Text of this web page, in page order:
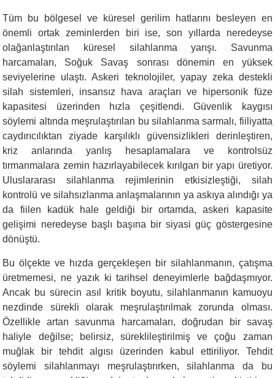
Tüm bu bölgesel ve küresel gerilim hatlarını besleyen en
önemli ortak zeminlerden biri ise, son yıllarda neredeyse
olağanlaştırılan küresel silahlanma yarışı. Savunma
harcamaları, Soğuk Savaş sonrası dönemin en yüksek
seviyelerine ulaştı. Askeri teknolojiler, yapay zeka destekli
silah sistemleri, insansız hava araçları ve hipersonik füze
kapasitesi üzerinden hızla çeşitlendi. Güvenlik kaygısı
söylemi altında meşrulaştırılan bu silahlanma sarmalı, fiiliyatta
caydırıcılıktan ziyade karşılıklı güvensizlikleri derinleştiren,
kriz anlarında yanlış hesaplamalara ve kontrolsüz
tırmanmalara zemin hazırlayabilecek kırılgan bir yapı üretiyor.
Uluslararası silahlanma rejimlerinin etkisizleştiği, silah
kontrolü ve silahsızlanma anlaşmalarının ya askıya alındığı ya
da fiilen kadük hale geldiği bir ortamda, askeri kapasite
gelişimi neredeyse başlı başına bir siyasi güç göstergesine
dönüştü.
Bu ölçekte ve hızda gerçekleşen bir silahlanmanın, çatışma
üretmemesi, ne yazık ki tarihsel deneyimlerle bağdaşmıyor.
Ancak bu sürecin asıl kritik boyutu, silahlanmanın kamuoyu
nezdinde sürekli olarak meşrulaştırılmak zorunda olması.
Özellikle artan savunma harcamaları, doğrudan bir savaş
haliyle değilse; belirsiz, süreklileştirilmiş ve çoğu zaman
muğlak bir tehdit algısı üzerinden kabul ettiriliyor. Tehdit
söylemi silahlanmayı meşrulaştırırken, silahlanma da bu